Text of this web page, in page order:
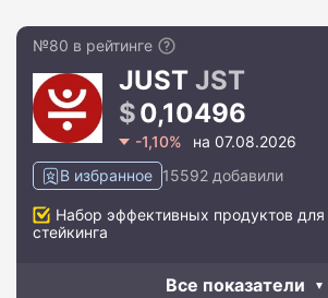
№80 в рейтинге
JUST JST
0,10496
-1,10%
на 07.08.2026
В избранное 15592 добавили
Набор эффективных продуктов для
стейкинга
Все показатели